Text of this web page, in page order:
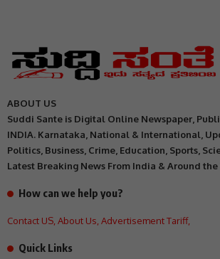
ABOUT US
Suddi Sante is Digital Online Newspaper,
INDIA. Karnataka, National & International,
Politics, Business, Crime, Education, Sports,
Latest Breaking News From India & Around
How can we help you?
Contact US About Us Advertisement Tariff,
Quick Links